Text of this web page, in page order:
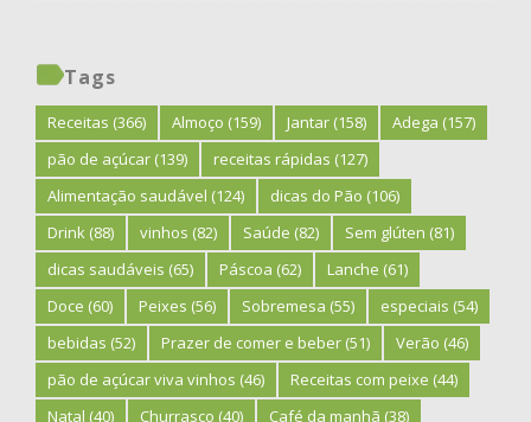
Tags
Receitas (366) Almoço (159) Jantar (158) Adega (157)
pão de açúcar (139) receitas rápidas (127)
Alimentação saudável (124) dicas do Pão (106)
Drink (88) vinhos (82) Saúde (82) Sem glúten (81)
dicas saudáveis (65) Páscoa (62) Lanche (61)
Doce (60) Peixes (56) Sobremesa (55) especiais (54)
bebidas (52) Prazer de comer e beber (51) Verão (46)
pão de açúcar viva vinhos (46) Receitas com peixe (44)
Natal (40) Churrasco (40) Café da manhã (38)